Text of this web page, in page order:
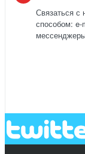
Связаться
способом: